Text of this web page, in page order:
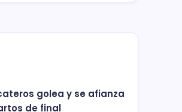
golea y se afianza
de final